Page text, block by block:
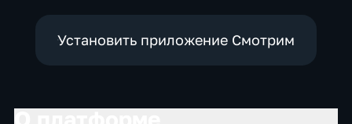
Установить приложение Смотрим